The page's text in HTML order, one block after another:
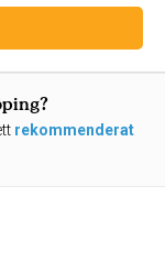
rekommenderat